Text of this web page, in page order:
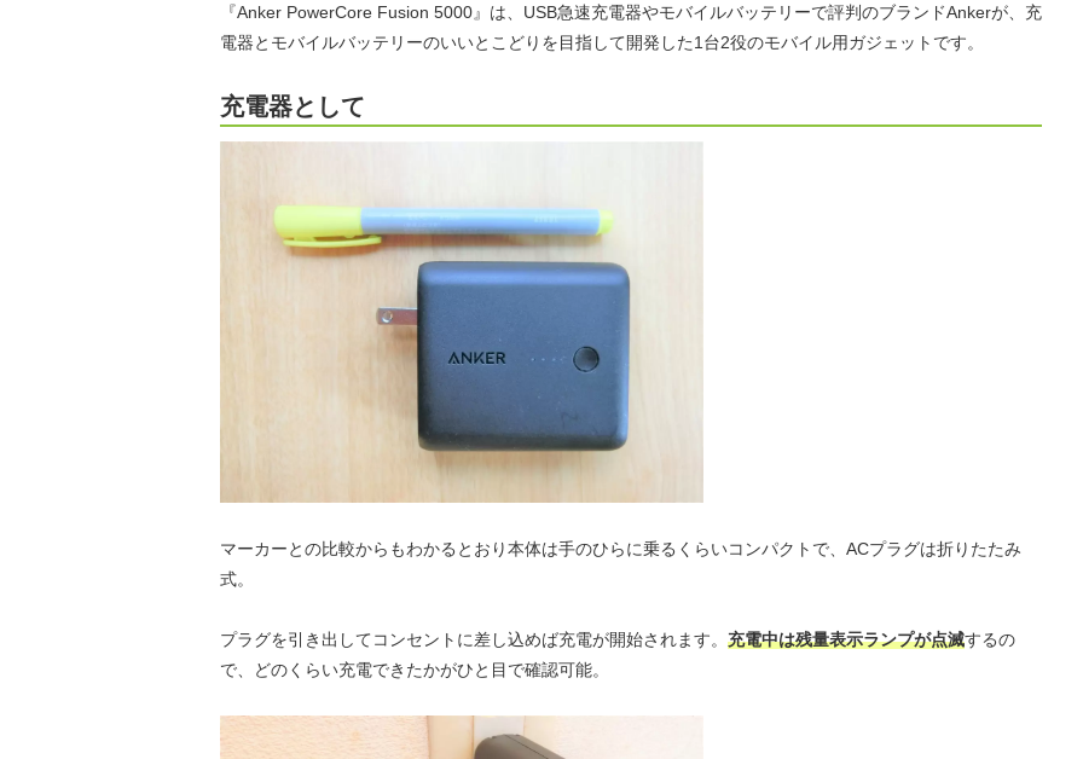
『Anker PowerCore Fusion 5000』は、USB急速充電器やモバイルバッテリーで評判のブランドAnkerが、充
電器とモバイルバッテリーのいいとこどりを目指して開発した1台2役のモバイル用ガジェットです。
充電器として
マーカーとの比較からもわかるとおり本体は手のひらに乗るくらいコンパクトで、ACプラグは折りたたみ
式。
プラグを引き出してコンセントに差し込めば充電が開始されます。 充電中は残量表示ランプが点滅するの
で、どのくらい充電できたかがひと目で確認可能。